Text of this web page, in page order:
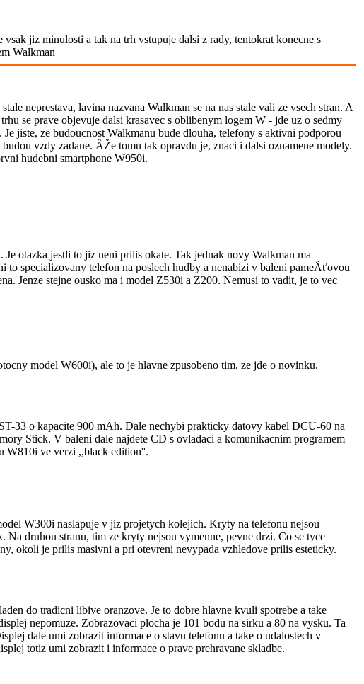
jiz minulosti a tak na trh vstupuje dalsi z rady, tentokrat konecne s
Walkman
neprestava, lavina nazvana Walkman se na nas stale vali ze vsech stran. A
se prave objevuje dalsi krasavec s oblibenym logem W - jde uz o sedmy
Je jiste, ze budoucnost Walkmanu bude dlouha, telefony s aktivni podporou
vzdy zadane. ÂŽe tomu tak opravdu je, znaci i dalsi oznamene modely.
hudebni smartphone W950i.
otazka jestli to jiz neni prilis okate. Tak jednak novy Walkman ma
specializovany telefon na poslech hudby a nenabizi v baleni pameÂťovou
Jenze stejne ousko ma i model Z530i a Z200. Nemusi to vadit, je to vec
model W600i), ale to je hlavne zpusobeno tim, ze jde o novinku.
33 o kapacite 900 mAh. Dale nechybi prakticky datovy kabel DCU-60 na
Stick. V baleni dale najdete CD s ovladaci a komunikacnim programem
W810i ve verzi ,,black edition''.
W300i naslapuje v jiz projetych kolejich. Kryty na telefonu nejsou
druhou stranu, tim ze kryty nejsou vymenne, pevne drzi. Co se tyce
okoli je prilis masivni a pri otevreni nevypada vzhledove prilis esteticky.
do tradicni libive oranzove. Je to dobre hlavne kvuli spotrebe a take
nepomuze. Zobrazovaci plocha je 101 bodu na sirku a 80 na vysku. Ta
dale umi zobrazit informace o stavu telefonu a take o udalostech v
totiz umi zobrazit i informace o prave prehravane skladbe.